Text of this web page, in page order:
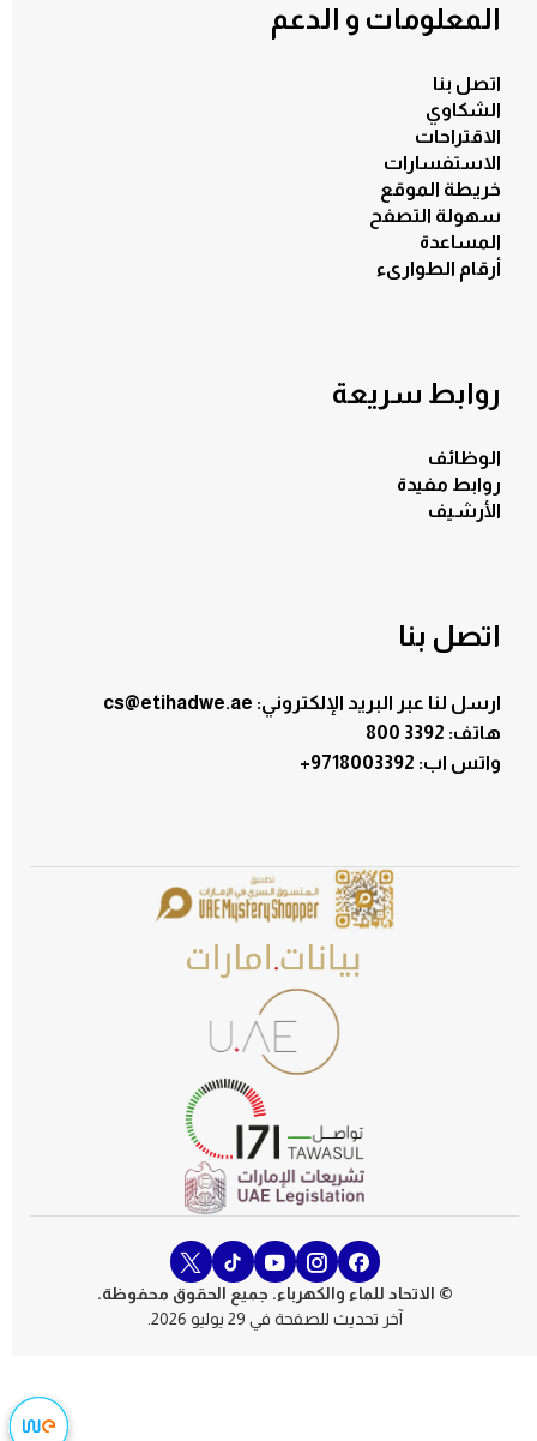
المعلومات و الدعم
اتصل بنا
الشكاوي
الاقتراحات
الاستفسارات
خريطة الموقع
سهولة التصفح
المساعدة
أرقام الطوارىء
روابط سريعة
الوظائف
روابط مفيدة
الأرشيف
اتصل بنا
ارسل لنا عبر البريد الإلكتروني: cs@etihadwe.ae
هاتف: 3392 800
+9718003392 :واتس اب
© الاتحاد للماء والكهرباء. جميع الحقوق محفوظة.
آخر تحديث للصفحة في 29 يوليو 2026.